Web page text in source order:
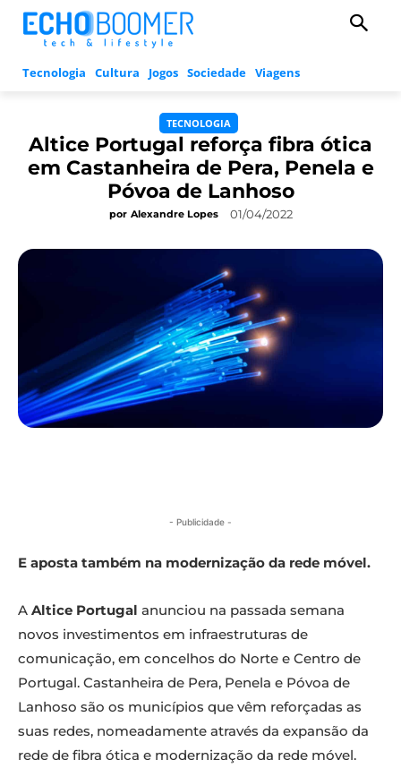
Tecnologia Cultura Jogos Sociedade Viagens
TECNOLOGIA
Altice Portugal reforça fibra ótica
em Castanheira de Pera, Penela e
Póvoa de Lanhoso
por Alexandre Lopes 01/04/2022
- Publicidade -
E aposta também na modernização da rede móvel.
A Altice Portugal anunciou na passada semana
novos investimentos em infraestruturas de
comunicação, em concelhos do Norte e Centro de
Portugal. Castanheira de Pera, Penela e Póvoa de
Lanhoso são os municípios que vêm reforçadas as
suas redes, nomeadamente através da expansão da
rede de fibra ótica e modernização da rede móvel.